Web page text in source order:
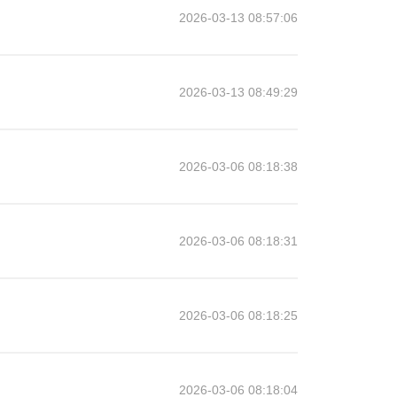
2026-03-13 08:57:06
2026-03-13 08:49:29
2026-03-06 08:18:38
2026-03-06 08:18:31
2026-03-06 08:18:25
2026-03-06 08:18:04